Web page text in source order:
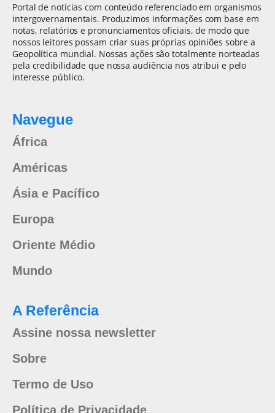
Portal de notícias com conteúdo referenciado em organismos
intergovernamentais. Produzimos informações com base em
notas, relatórios e pronunciamentos oficiais, de modo que
nossos leitores possam criar suas próprias opiniões sobre a
Geopolítica mundial. Nossas ações são totalmente norteadas
pela credibilidade que nossa audiência nos atribui e pelo
interesse público.
Navegue
África
Américas
Ásia e Pacífico
Europa
Oriente Médio
Mundo
A Referência
Assine nossa newsletter
Sobre
Termo de Uso
Política de Privacidade